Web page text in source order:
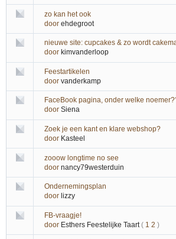
zo kan het ook
door ehdegroot
nieuwe site: cupcakes & zo wordt
door kimvanderloop
Feestartikelen
door vanderkamp
FaceBook pagina, onder welke
door Siena
Zoek je een kant en klare webshop?
door Kasteel
zooow longtime no see
door nancy79westerduin
Ondernemingsplan
door lizzy
FB-vraagje!
door Esthers Feestelijke Taart ( 1 2 )